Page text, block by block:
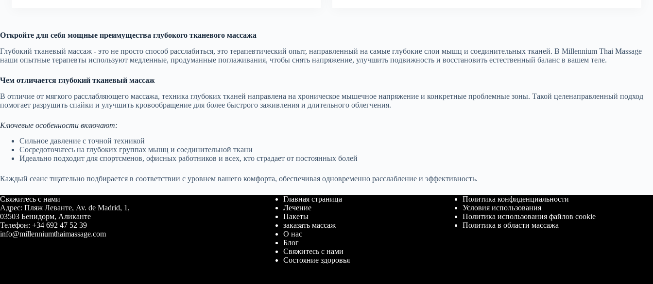
Откройте для себя мощные преимущества глубокого тканевого массажа
Глубокий тканевый массаж - это не просто способ расслабиться, это терапевтический опыт, направленный на самые глубокие слои мышц и соединительных тканей. В Millennium Thai Massage
наши опытные терапевты используют медленные, продуманные поглаживания, чтобы снять напряжение, улучшить подвижность и восстановить естественный баланс в вашем теле.
Чем отличается глубокий тканевый массаж
В отличие от мягкого расслабляющего массажа, техника глубоких тканей направлена на хроническое мышечное напряжение и конкретные проблемные зоны. Такой целенаправленный подход
помогает разрушить спайки и улучшить кровообращение для более быстрого заживления и длительного облегчения.
Ключевые особенности включают:
Сильное давление с точной техникой
Сосредоточьтесь на глубоких группах мышц и соединительной ткани
Идеально подходит для спортсменов, офисных работников и всех, кто страдает от постоянных болей
Каждый сеанс тщательно подбирается в соответствии с уровнем вашего комфорта, обеспечивая одновременно расслабление и эффективность.
Свяжитесь с нами
Адрес: Пляж Леванте, Av. de Madrid, 1,
03503 Бенидорм, Аликанте
Телефон: +34 692 47 52 39
info@millenniumthaimassage.com
Главная страница
Лечение
Пакеты
заказать массаж
О нас
Блог
Свяжитесь с нами
Состояние здоровья
Политика конфиденциальности
Условия использования
Политика использования файлов cookie
Политика в области массажа